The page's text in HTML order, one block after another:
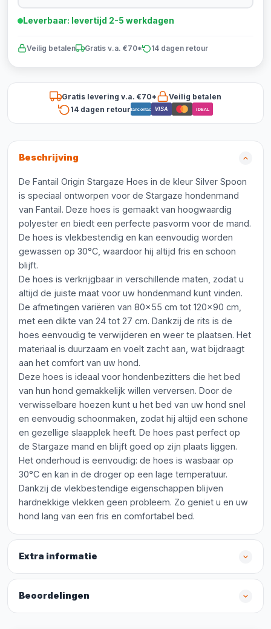
Leverbaar: levertijd 2-5 werkdagen
Veilig betalen Gratis v.a. €70* 14 dagen retour
Gratis levering v.a. €70*
Veilig betalen
14 dagen retourBancontact VISA iDEAL
Beschrijving
De Fantail Origin Stargaze Hoes in de kleur Silver Spoon
is speciaal ontworpen voor de Stargaze hondenmand
van Fantail. Deze hoes is gemaakt van hoogwaardig
polyester en biedt een perfecte pasvorm voor de mand.
De hoes is vlekbestendig en kan eenvoudig worden
gewassen op 30°C, waardoor hij altijd fris en schoon
blijft.
De hoes is verkrijgbaar in verschillende maten, zodat u
altijd de juiste maat voor uw hondenmand kunt vinden.
De afmetingen variëren van 80x55 cm tot 120x90 cm,
met een dikte van 24 tot 27 cm. Dankzij de rits is de
hoes eenvoudig te verwijderen en weer te plaatsen. Het
materiaal is duurzaam en voelt zacht aan, wat bijdraagt
aan het comfort van uw hond.
Deze hoes is ideaal voor hondenbezitters die het bed
van hun hond gemakkelijk willen verversen. Door de
verwisselbare hoezen kunt u het bed van uw hond snel
en eenvoudig schoonmaken, zodat hij altijd een schone
en gezellige slaapplek heeft. De hoes past perfect op
de Stargaze mand en blijft goed op zijn plaats liggen.
Het onderhoud is eenvoudig: de hoes is wasbaar op
30°C en kan in de droger op een lage temperatuur.
Dankzij de vlekbestendige eigenschappen blijven
hardnekkige vlekken geen probleem. Zo geniet u en uw
hond lang van een fris en comfortabel bed.
Extra informatie
Beoordelingen